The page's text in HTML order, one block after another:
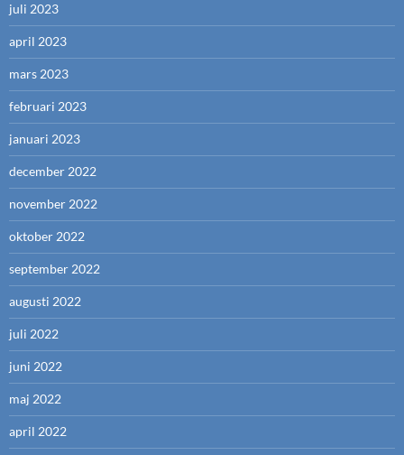
juli 2023
april 2023
mars 2023
februari 2023
januari 2023
december 2022
november 2022
oktober 2022
september 2022
augusti 2022
juli 2022
juni 2022
maj 2022
april 2022